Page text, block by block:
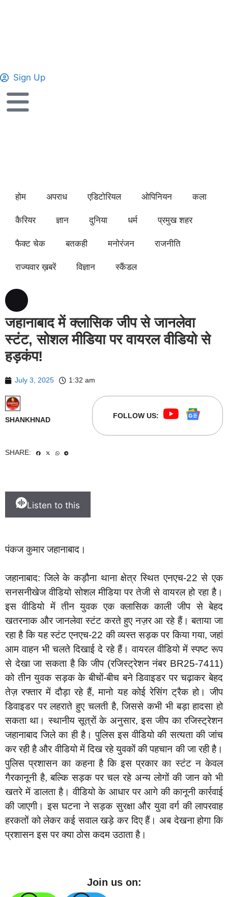
Sign Up
होम अपराध एडिटोरियल ओपिनियन कला
कैरियर ज्ञान दुनिया धर्म प्रमुख शहर
फैक्ट चेक बतकही मनोरंजन राजनीति
राज्यवार ख़बरें विज्ञान स्कैंडल
जहानाबाद में क्लासिक जीप से जानलेवा
स्टंट, सोशल मीडिया पर वायरल वीडियो से
हड़कंप!
July 3, 2025 1:32 am
SHANKHNAD FOLLOW US:
SHARE:
Listen to this
पंकज कुमार जहानाबाद।
जहानाबाद: जिले के कड़ौना थाना क्षेत्र स्थित एनएच-22 से एक
सनसनीखेज वीडियो सोशल मीडिया पर तेजी से वायरल हो रहा है।
इस वीडियो में तीन युवक एक क्लासिक काली जीप से बेहद
खतरनाक और जानलेवा स्टंट करते हुए नज़र आ रहे हैं। बताया जा
रहा है कि यह स्टंट एनएच-22 की व्यस्त सड़क पर किया गया, जहां
आम वाहन भी चलते दिखाई दे रहे हैं। वायरल वीडियो में स्पष्ट रूप
से देखा जा सकता है कि जीप (रजिस्ट्रेशन नंबर BR25-7411)
को तीन युवक सड़क के बीचों-बीच बने डिवाइडर पर चढ़ाकर बेहद
तेज़ रफ्तार में दौड़ा रहे हैं, मानो यह कोई रेसिंग ट्रैक हो। जीप
डिवाइडर पर लहराते हुए चलती है, जिससे कभी भी बड़ा हादसा हो
सकता था। स्थानीय सूत्रों के अनुसार, इस जीप का रजिस्ट्रेशन
जहानाबाद जिले का ही है। पुलिस इस वीडियो की सत्यता की जांच
कर रही है और वीडियो में दिख रहे युवकों की पहचान की जा रही है।
पुलिस प्रशासन का कहना है कि इस प्रकार का स्टंट न केवल
गैरकानूनी है, बल्कि सड़क पर चल रहे अन्य लोगों की जान को भी
खतरे में डालता है। वीडियो के आधार पर आगे की कानूनी कार्रवाई
की जाएगी। इस घटना ने सड़क सुरक्षा और युवा वर्ग की लापरवाह
हरकतों को लेकर कई सवाल खड़े कर दिए हैं। अब देखना होगा कि
प्रशासन इस पर क्या ठोस कदम उठाता है।
Join us on: